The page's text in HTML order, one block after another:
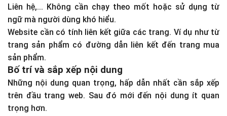
Liên hệ,... Không cần chạy theo mốt hoặc sử dụng từ
ngữ mà người dùng khó hiểu.
Website cần có tính liên kết giữa các trang. Ví dụ như từ
trang sản phẩm có đường dẫn liên kết đến trang mua
sản phẩm.
Bố trí và sắp xếp nội dung
Những nội dung quan trọng, hấp dẫn nhất cần sắp xếp
trên đầu trang web. Sau đó mới đến nội dung ít quan
trọng hơn.